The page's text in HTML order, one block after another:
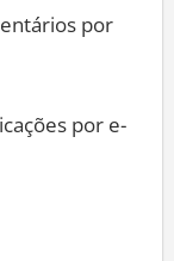
por
por e-